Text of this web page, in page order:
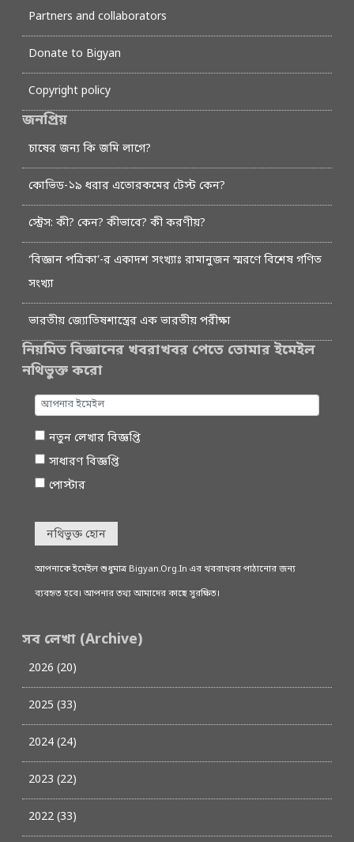
Partners and collaborators
Donate to Bigyan
Copyright policy
জনপ্রিয়
চাষের জন্য কি জমি লাগে?
কোভিড-১৯ ধরার এতোরকমের টেস্ট কেন?
স্ট্রেস: কী? কেন? কীভাবে? কী করণীয়?
‘বিজ্ঞান পত্রিকা’-র একাদশ সংখ্যাঃ রামানুজন স্মরণে বিশেষ গণিত
সংখ্যা
ভারতীয় জ্যোতিষশাস্ত্রের এক ভারতীয় পরীক্ষা
নিয়মিত বিজ্ঞানের খবরাখবর পেতে তোমার ইমেইল
নথিভুক্ত করো
নতুন লেখার বিজ্ঞপ্তি
সাধারণ বিজ্ঞপ্তি
পোস্টার
নথিভুক্ত হোন
আপনাকে ইমেইল শুধুমাত্র Bigyan.Org.In এর খবরাখবর পাঠানোর জন্য
ব্যবহৃত হবে। আপনার তথ্য আমাদের কাছে সুরক্ষিত।
সব লেখা (Archive)
2026 (20)
2025 (33)
2024 (24)
2023 (22)
2022 (33)